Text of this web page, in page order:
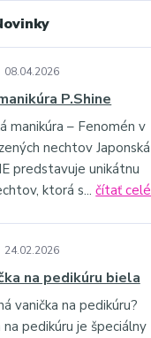
08.04.2026
P.Shine
manikúra – Fenomén v
nechtov Japonská
predstavuje unikátnu
ktorá s...čítať celé
24.02.2026
na pedikúru biela
vanička na pedikúru?
na pedikúru je špeciálny